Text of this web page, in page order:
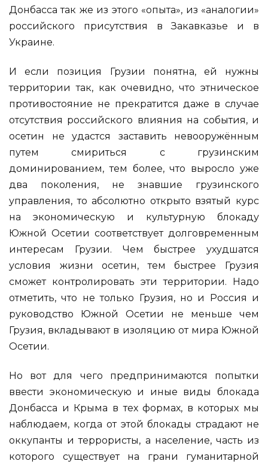
Донбасса так же из этого «опыта», из «аналогии»
российского присутствия в Закавказье и в
Украине.
И если позиция Грузии понятна, ей нужны
территории так, как очевидно, что этническое
противостояние не прекратится даже в случае
отсутствия российского влияния на события, и
осетин не удастся заставить невооружённым
путем смириться с грузинским
доминированием, тем более, что выросло уже
два поколения, не знавшие грузинского
управления, то абсолютно открыто взятый курс
на экономическую и культурную блокаду
Южной Осетии соответствует долговременным
интересам Грузии. Чем быстрее ухудшатся
условия жизни осетин, тем быстрее Грузия
сможет контролировать эти территории. Надо
отметить, что не только Грузия, но и Россия и
руководство Южной Осетии не меньше чем
Грузия, вкладывают в изоляцию от мира Южной
Осетии.
Но вот для чего предпринимаются попытки
ввести экономическую и иные виды блокада
Донбасса и Крыма в тех формах, в которых мы
наблюдаем, когда от этой блокады страдают не
оккупанты и террористы, а население, часть из
которого существует на грани гуманитарной